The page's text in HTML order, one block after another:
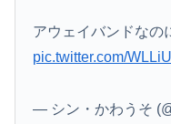
アウェイバンドな
pic.twitter.com/
— シン・かわうそ